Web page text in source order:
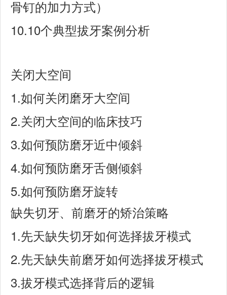
骨钉的加力方式）
10.10个典型拔牙案例分析
关闭大空间
1.如何关闭磨牙大空间
2.关闭大空间的临床技巧
3.如何预防磨牙近中倾斜
4.如何预防磨牙舌侧倾斜
5.如何预防磨牙旋转
缺失切牙、前磨牙的矫治策略
1.先天缺失切牙如何选择拔牙模式
2.先天缺失前磨牙如何选择拔牙模式
3.拔牙模式选择背后的逻辑